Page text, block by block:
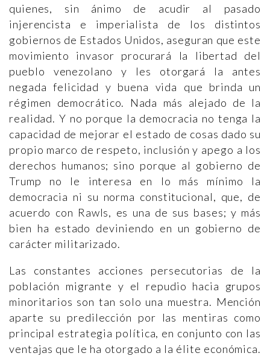
quienes, sin ánimo de acudir al pasado
injerencista e imperialista de los distintos
gobiernos de Estados Unidos, aseguran que este
movimiento invasor procurará la libertad del
pueblo venezolano y les otorgará la antes
negada felicidad y buena vida que brinda un
régimen democrático. Nada más alejado de la
realidad. Y no porque la democracia no tenga la
capacidad de mejorar el estado de cosas dado su
propio marco de respeto, inclusión y apego a los
derechos humanos; sino porque al gobierno de
Trump no le interesa en lo más mínimo la
democracia ni su norma constitucional, que, de
acuerdo con Rawls, es una de sus bases; y más
bien ha estado deviniendo en un gobierno de
carácter militarizado.
Las constantes acciones persecutorias de la
población migrante y el repudio hacia grupos
minoritarios son tan solo una muestra. Mención
aparte su predilección por las mentiras como
principal estrategia política, en conjunto con las
ventajas que le ha otorgado a la élite económica.